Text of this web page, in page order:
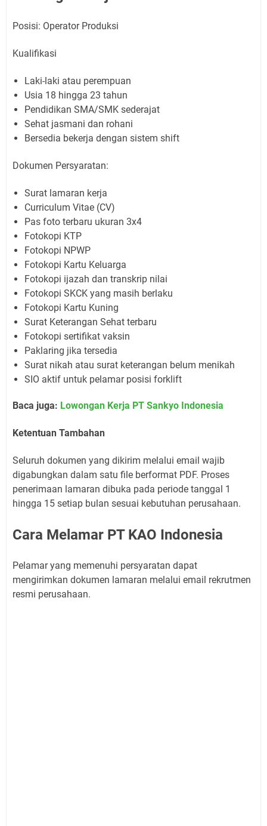
Posisi: Operator Produksi
Kualifikasi
Laki-laki atau perempuan
Usia 18 hingga 23 tahun
Pendidikan SMA/SMK sederajat
Sehat jasmani dan rohani
Bersedia bekerja dengan sistem shift
Dokumen Persyaratan:
Surat lamaran kerja
Curriculum Vitae (CV)
Pas foto terbaru ukuran 3x4
Fotokopi KTP
Fotokopi NPWP
Fotokopi Kartu Keluarga
Fotokopi ijazah dan transkrip nilai
Fotokopi SKCK yang masih berlaku
Fotokopi Kartu Kuning
Surat Keterangan Sehat terbaru
Fotokopi sertifikat vaksin
Paklaring jika tersedia
Surat nikah atau surat keterangan belum menikah
SIO aktif untuk pelamar posisi forklift
Baca juga: Lowongan Kerja PT Sankyo Indonesia
Ketentuan Tambahan
Seluruh dokumen yang dikirim melalui email wajib
digabungkan dalam satu file berformat PDF. Proses
penerimaan lamaran dibuka pada periode tanggal 1
hingga 15 setiap bulan sesuai kebutuhan perusahaan.
Cara Melamar PT KAO Indonesia
Pelamar yang memenuhi persyaratan dapat
mengirimkan dokumen lamaran melalui email rekrutmen
resmi perusahaan.